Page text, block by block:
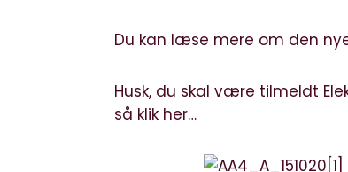
Du kan læse mere om den
Husk, du skal være tilmeldt
så klik her…